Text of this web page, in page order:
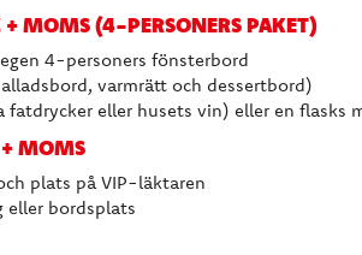
+ MOMS (4-PERSONERS PAKET)
4-personers fönsterbord
varmrätt och dessertbord)
eller husets vin) eller en flasks
+ MOMS
plats på VIP-läktaren
eller bordsplats